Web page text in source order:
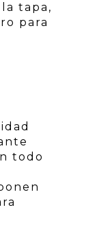
tapa,
para
todo